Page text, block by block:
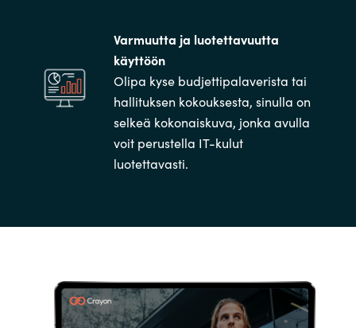
Varmuutta ja luotettavuutta
käyttöön
Olipa kyse budjettipalaverista tai
hallituksen kokouksesta, sinulla on
selkeä kokonaiskuva, jonka avulla
voit perustella IT-kulut
luotettavasti.​